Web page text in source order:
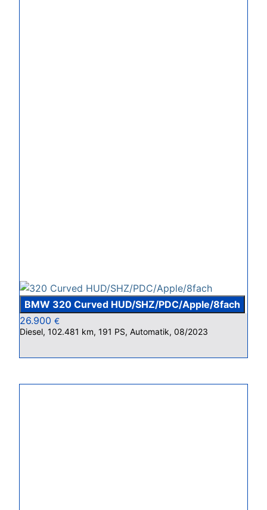
BMW 320 Curved HUD/SHZ/PDC/Apple/8fach
26.900 €
Diesel, 102.481 km, 191 PS, Automatik, 08/2023